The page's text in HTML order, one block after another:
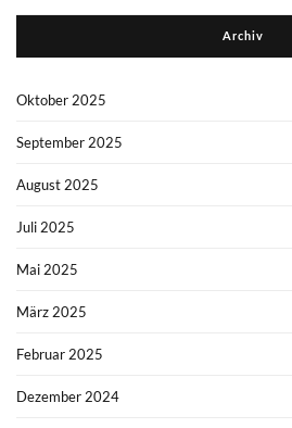
Archiv
Oktober 2025
September 2025
August 2025
Juli 2025
Mai 2025
März 2025
Februar 2025
Dezember 2024